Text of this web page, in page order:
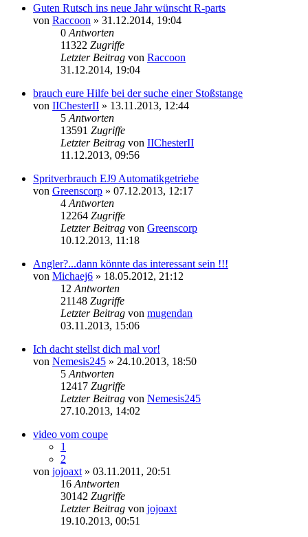
Guten Rutsch ins neue Jahr wünscht R-parts
von Raccoon » 31.12.2014, 19:04
0 Antworten
11322 Zugriffe
Letzter Beitrag von Raccoon
31.12.2014, 19:04
brauch eure Hilfe bei der suche einer Stoßstange
von IIChesterII » 13.11.2013, 12:44
5 Antworten
13591 Zugriffe
Letzter Beitrag von IIChesterII
11.12.2013, 09:56
Spritverbrauch EJ9 Automatikgetriebe
von Greenscorp » 07.12.2013, 12:17
4 Antworten
12264 Zugriffe
Letzter Beitrag von Greenscorp
10.12.2013, 11:18
Angler?...dann könnte das interessant sein !!!
von Michaej6 » 18.05.2012, 21:12
12 Antworten
21148 Zugriffe
Letzter Beitrag von mugendan
03.11.2013, 15:06
Ich dacht stellst dich mal vor!
von Nemesis245 » 24.10.2013, 18:50
5 Antworten
12417 Zugriffe
Letzter Beitrag von Nemesis245
27.10.2013, 14:02
video vom coupe
1
2
von jojoaxt » 03.11.2011, 20:51
16 Antworten
30142 Zugriffe
Letzter Beitrag von jojoaxt
19.10.2013, 00:51